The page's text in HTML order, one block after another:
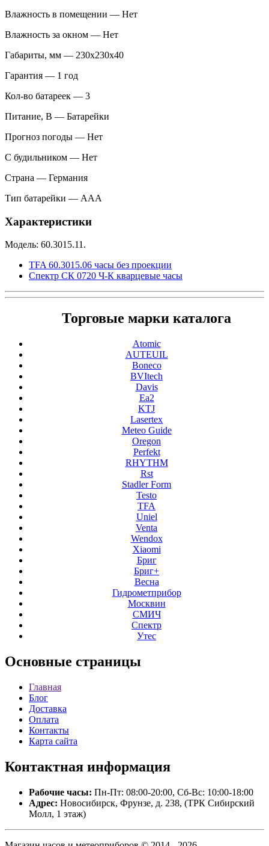
Влажность в помещении — Нет
Влажность за окном — Нет
Габариты, мм — 230х230х40
Гарантия — 1 год
Кол-во батареек — 3
Питание, В — Батарейки
Прогноз погоды — Нет
С будильником — Нет
Страна — Германия
Тип батарейки — ААА
Характеристики
Модель: 60.3015.11.
TFA 60.3015.06 часы без проекции
Спектр СК 0720 Ч-К кварцевые часы
Торговые марки каталога
Atomic
AUTEUIL
Boneco
BVItech
Davis
Ea2
KTJ
Lasertex
Meteo Guide
Oregon
Perfekt
RHYTHM
Rst
Stadler Form
Testo
TFA
Uniel
Venta
Wendox
Xiaomi
Бриг
Бриг+
Весна
Гидрометприбор
Москвин
СМИЧ
Спектр
Утес
Основные страницы
Главная
Блог
Доставка
Оплата
Контакты
Карта сайта
Контактная информация
Рабочие часы: Пн-Пт: 08:00-20:00, Сб-Вс: 10:00-18:00
Адрес: Новосибирск, Фрунзе, д. 238, (ТРК Сибирский
Молл, 1 этаж)